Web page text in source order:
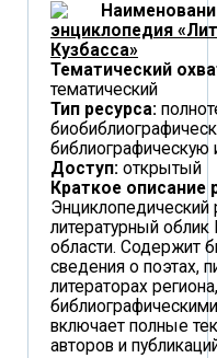
энциклопедия
Кузбасса»
Тематический
тематический
Тип ресурса:
Доступ: открытый
Краткое описание
Энциклопедический
литературный
области. Содержит
сведения о поэтах,
литераторах
включает полные
авторов и